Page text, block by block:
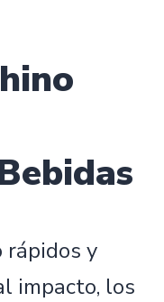
rápidos y
impacto, los